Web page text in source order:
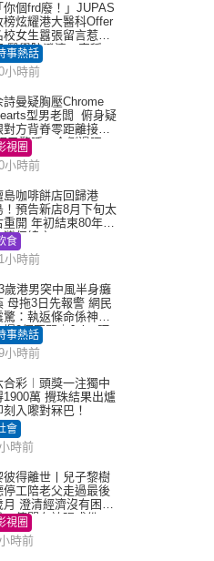
你個frd廢！」JUPAS
榜炫耀港大醫科Offer
校女生囂張留言惹眾
醫學院澄清：宣稱
40.5分獲錄取」不符事
｜Juicy叮
事熱話
小時前
詩曼疑胸壓Chrome
型男老闆 俯身疑
對方背脊零距離接觸
民驚呼：企側邊唔
？
視圈
小時前
島咖啡餅店回歸港
！預告新店8月下旬太
重開 年初結束80年歷
灣仔總店
食
小時前
歲港男突中風半身癱
母拖3日先報警 網民
驚：執返條命係神蹟
爆2個惡習｜Juicy叮
事熱話
小時前
合彩︱頭獎一注獨中
萬 攪珠結果出爐
刻入嚟對冧巴！
會
時前
彼得離世丨兒子黎樹
停工陪老父走過最後
月 澄清經濟沒有困
：傳聞有誇張成份
視圈
時前